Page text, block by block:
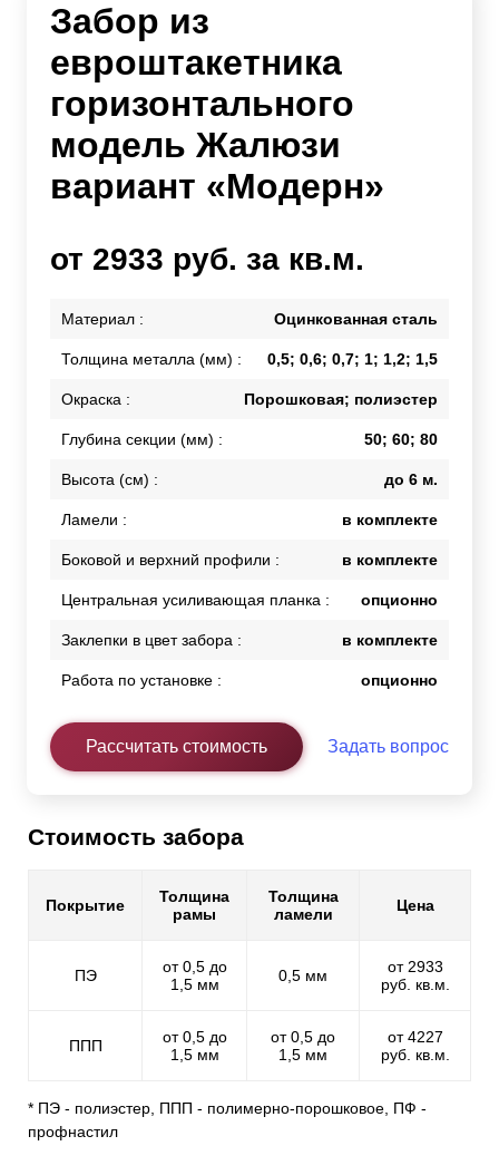
Забор из
евроштакетника
горизонтального
модель Жалюзи
вариант «Модерн»
от 2933 руб. за кв.м.
Материал : Оцинкованная сталь
Толщина металла (мм) : 0,5; 0,6; 0,7; 1; 1,2; 1,5
Окраска : Порошковая; полиэстер
Глубина секции (мм) : 50; 60; 80
Высота (см) : до 6 м.
Ламели : в комплекте
Боковой и верхний профили : в комплекте
Центральная усиливающая планка : опционно
Заклепки в цвет забора : в комплекте
Работа по установке : опционно
Рассчитать стоимость Задать вопрос
Стоимость забора
Покрытие
Толщина
рамы
Толщина
ламели
Цена
ПЭ
от 0,5 до
1,5 мм
0,5 мм
от 2933
руб. кв.м.
ППП
от 0,5 до
1,5 мм
от 0,5 до
1,5 мм
от 4227
руб. кв.м.
* ПЭ - полиэстер, ППП - полимерно-порошковое, ПФ -
профнастил